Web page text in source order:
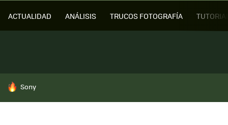
ACTUALIDAD ANÁLISIS TRUCOS FOTOGRAFÍA
HOY SE HABLA DE
Sony